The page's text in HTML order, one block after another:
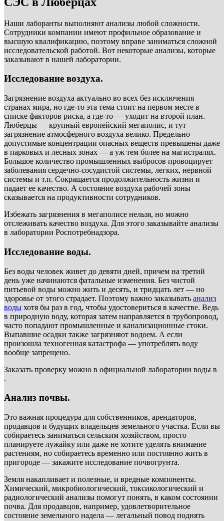
Наши лаборанты выполняют анализы любой сложности.
Сотрудники компании имеют профильное образование и
высшую квалификацию, поэтому вправе заниматься сложной
исследовательской работой. Вот некоторые анализы, которые
заказывают в нашей лаборатории.
Исследование воздуха.
Загрязнение воздуха актуально во всех без исключения
странах мира, но где-то эта тема стоит на первом месте в
списке факторов риска, а где-то — уходит на второй план.
Люберцы — крупный европейский мегаполис, и тут
загрязнение атмосферного воздуха велико. Предельно
допустимые концентрации опасных веществ превышены даже
в парковых и лесных зонах — а уж тем более на магистралях.
Большое количество промышленных выбросов провоцирует
заболевания сердечно-сосудистой системы, легких, нервной
системы и т.п. Сокращается продолжительность жизни и
падает ее качество. А состояние воздуха рабочей зоны
сказывается на продуктивности сотрудников.
Избежать загрязнения в мегаполисе нельзя, но можно
отслеживать качество воздуха. Для этого заказывайте анализы
в лаборатории Роспотребнадзора.
Исследование воды.
Без воды человек живет до девяти дней, причем на третий
день уже начинаются фатальные изменения. Без чистой
питьевой воды можно жить и десять, и тридцать лет — но
здоровье от этого страдает. Поэтому важно заказывать анализ
воды хотя бы раз в год, чтобы удостовериться в качестве. Ведь
в природную воду, которая затем направляется в трубопровод,
часто попадают промышленные и канализационные стоки.
Выпавшие осадки также загрязняют водоем. А если
произошла техногенная катастрофа — употреблять воду
вообще запрещено.
Заказать проверку можно в официальной лаборатории воды в
.
Анализ почвы.
Это важная процедура для собственников, арендаторов,
продавцов и будущих владельцев земельного участка. Если вы
собираетесь заниматься сельским хозяйством, просто
планируете лужайку или даже не хотите уделять внимание
растениям, но собираетесь временно или постоянно жить в
пригороде — закажите исследование почвогрунта.
Земля накапливает и полезные, и вредные компоненты.
Химический, микробиологический, токсикологический и
радиологический анализы помогут понять, в каком состоянии
почва. Для продавцов, например, удовлетворительное
состояние земельного надела — легальный повод поднять